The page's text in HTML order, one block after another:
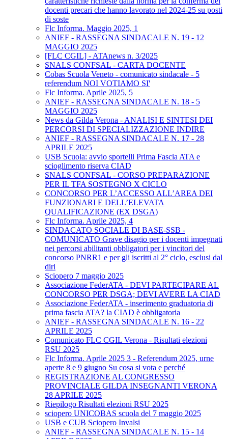
docenti precari che hanno lavorato nel 2024-25 su posti
di soste
Flc Informa. Maggio 2025, 1
ANIEF - RASSEGNA SINDACALE N. 19 - 12
MAGGIO 2025
[FLC CGIL] - ATAnews n. 3/2025
SNALS CONFSAL - CARTA DOCENTE
Cobas Scuola Veneto - comunicato sindacale - 5
referendum NOI VOTIAMO SI'
Flc Informa. Aprile 2025, 5
ANIEF - RASSEGNA SINDACALE N. 18 - 5
MAGGIO 2025
News da Gilda Verona - ANALISI E SINTESI DEI
PERCORSI DI SPECIALIZZAZIONE INDIRE
ANIEF - RASSEGNA SINDACALE N. 17 - 28
APRILE 2025
USB Scuola: avvio sportelli Prima Fascia ATA e
scioglimento riserva CIAD
SNALS CONFSAL - CORSO PREPARAZIONE
PER IL TFA SOSTEGNO X CICLO
CONCORSO PER L’ACCESSO ALL’AREA DEI
FUNZIONARI E DELL’ELEVATA
QUALIFICAZIONE (EX DSGA)
Flc Informa. Aprile 2025, 4
SINDACATO SOCIALE DI BASE-SSB -
COMUNICATO Grave disagio per i docenti impegnati
nei percorsi abilitanti obbligatori per i vincitori del
concorso PNRR1 e per gli iscritti al 2° ciclo, esclusi dal
diri
Sciopero 7 maggio 2025
Associazione FederATA - DEVI PARTECIPARE AL
CONCORSO PER DSGA; DEVI AVERE LA CIAD
Associazione FederATA - inserimento graduatoria di
prima fascia ATA? la CIAD è obbligatoria
ANIEF - RASSEGNA SINDACALE N. 16 - 22
APRILE 2025
Comunicato FLC CGIL Verona - Risultati elezioni
RSU 2025
Flc Informa. Aprile 2025 3 - Referendum 2025, urne
aperte 8 e 9 giugno Su cosa si vota e perché
REGISTRAZIONE AL CONGRESSO
PROVINCIALE GILDA INSEGNANTI VERONA
28 APRILE 2025
Riepilogo Risultati elezioni RSU 2025
sciopero UNICOBAS scuola del 7 maggio 2025
USB e CUB Sciopero Invalsi
ANIEF - RASSEGNA SINDACALE N. 15 - 14